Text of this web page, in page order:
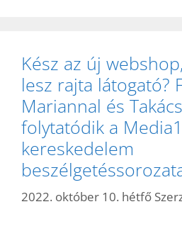
Kész az új
lesz rajta látogató?
Mariannal és
folytatódik a
kereskedelem
2022. október 10. hétfő